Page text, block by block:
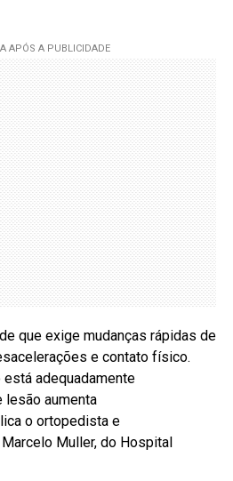
que exige mudanças rápidas de
e contato físico.
está adequadamente
lesão aumenta
o ortopedista e
Muller, do Hospital